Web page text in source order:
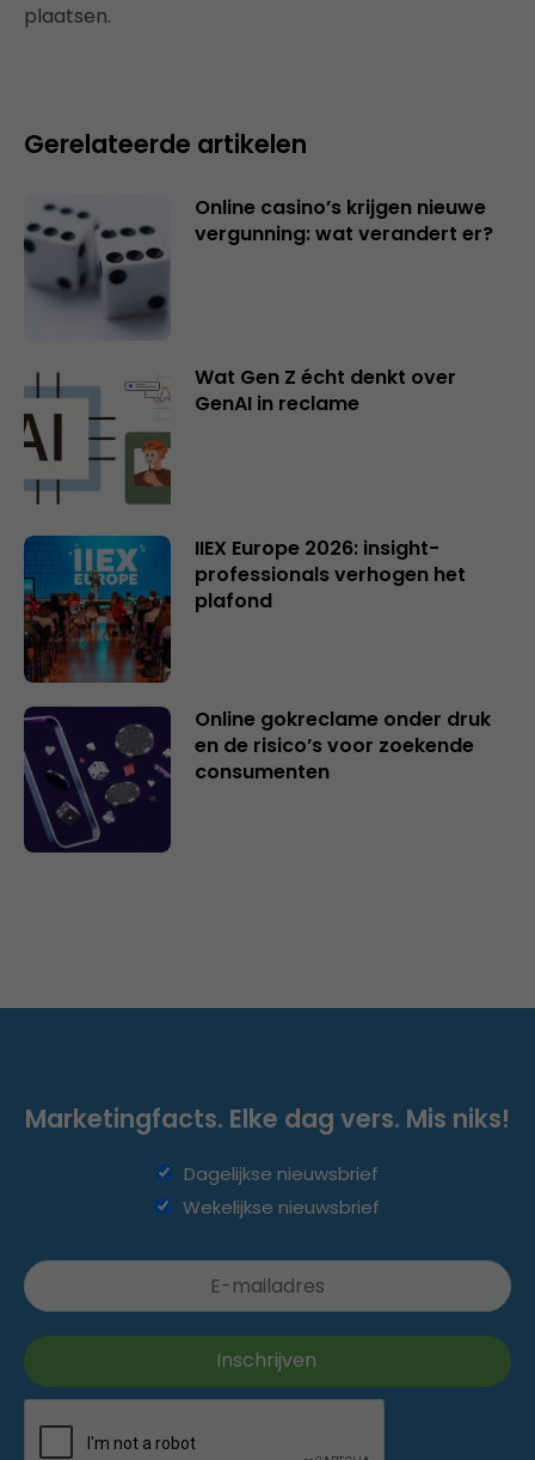
plaatsen.
Gerelateerde artikelen
Online casino’s krijgen nieuwe
vergunning: wat verandert er?
Wat Gen Z écht denkt over
GenAI in reclame
IIEX Europe 2026: insight-
professionals verhogen het
plafond
Online gokreclame onder druk
en de risico’s voor zoekende
consumenten
Marketingfacts. Elke dag vers. Mis niks!
Dagelijkse nieuwsbrief
Wekelijkse nieuwsbrief